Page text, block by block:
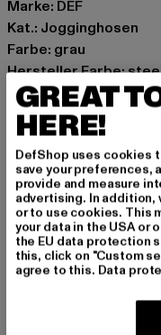
Marke: DEF
Kat.: Jogginghosen
Farbe: grau
Hersteller Farbe:
Polyester
Art.Nr: DFLSP156-
Hersteller: TB
Dr.-Robert-Murjahn-
DE
GRÖSSE &
GREAT
HERE!
DefShop uses cookies
save your preferences,
provide and measure
advertising. In
or to use cookies. This
your data in the USA or
the EU data protection
this, click on "Custom
agree to this. Data